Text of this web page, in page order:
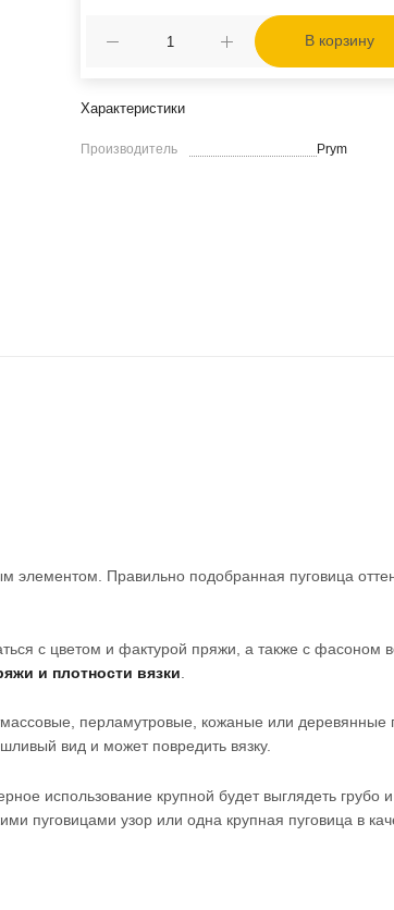
В корзину
Характеристики
Производитель Prym
элементом. Правильно подобранная пуговица
с цветом и фактурой пряжи, а также с фасоном
и плотности вязки
перламутровые, кожаные или деревянные
вид и может повредить вязку.
использование крупной будет выглядеть грубо и
узор или одна крупная пуговица в